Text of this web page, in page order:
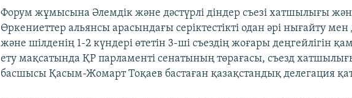
Форум жұмысына Әлемдік және дәстүрлі діндер съезі хатшылығы
Өркениеттер альянсы арасындағы серіктестікті одан әрі нығайту
және шілденің 1-2 күндері өтетін 3-ші съездің жоғары деңгейлігін
ету мақсатында ҚР парламенті сенатының төрағасы, съезд
басшысы Қасым-Жомарт Тоқаев бастаған қазақстандық делегация